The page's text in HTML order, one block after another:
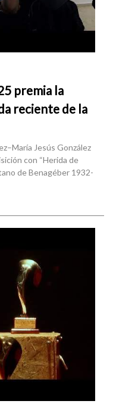
premia la
reciente de la
Jesús González
con “Herida de
de Benagéber 1932-